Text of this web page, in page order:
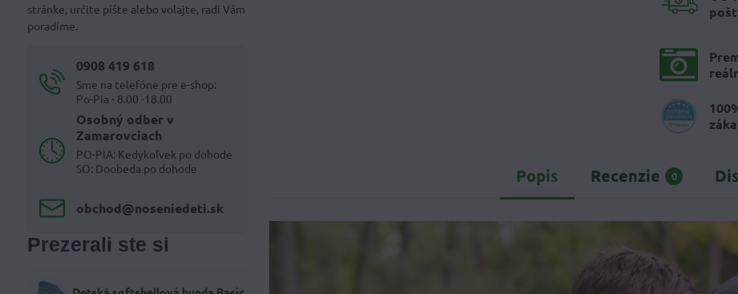
Popis Recenzie 0
stránke, určite píšte alebo volajte, radi Vám
poradíme.
0908 419 618
Sme na telefóne pre e-shop:
Po-Pia - 8.00 -18.00
Osobný odber v
Zamarovciach
PO-PIA: Kedykoľvek po dohode
SO: Doobeda po dohode
obchod​@noseniedeti​.sk
Prezerali ste si